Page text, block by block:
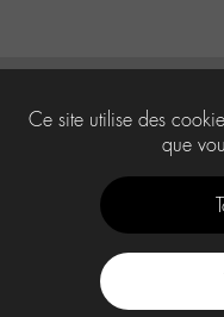
Ce site utilise des
que